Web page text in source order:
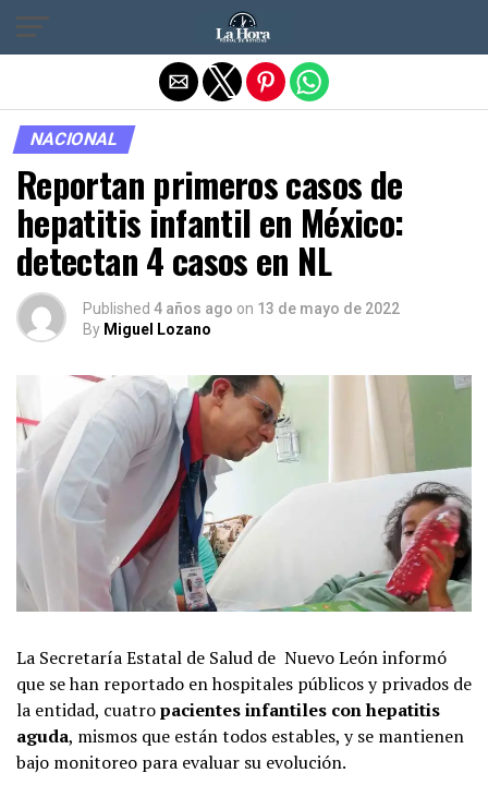
NACIONAL
Reportan primeros casos de
hepatitis infantil en México:
detectan 4 casos en NL
Published 4 años ago on 13 de mayo de 2022
By Miguel Lozano
La Secretaría Estatal de Salud de Nuevo León informó
que se han reportado en hospitales públicos y privados de
la entidad, cuatropacientes infantiles con hepatitis
aguda, mismos que están todos estables, y se mantienen
bajo monitoreo para evaluar su evolución.
Salir de la versión móvil